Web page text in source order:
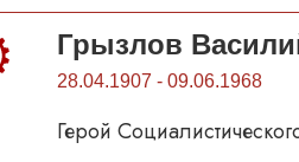
Грызлов
28.04.1907 - 09.06.1968
Герой